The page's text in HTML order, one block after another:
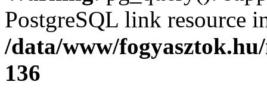
PostgreSQL link resource
/data/www/
136